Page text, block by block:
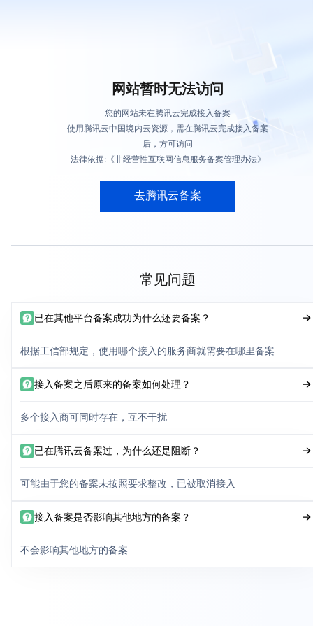
网站暂时无法访问
您的网站未在腾讯云完成接入备案
使用腾讯云中国境内云资源，需在腾讯云完成接入备案
后，方可访问
法律依据:《非经营性互联网信息服务备案管理办法》
去腾讯云备案
常见问题
已在其他平台备案成功为什么还要备案？
根据工信部规定，使用哪个接入的服务商就需要在哪里备案
接入备案之后原来的备案如何处理？
多个接入商可同时存在，互不干扰
已在腾讯云备案过，为什么还是阻断？
可能由于您的备案未按照要求整改，已被取消接入
接入备案是否影响其他地方的备案？
不会影响其他地方的备案